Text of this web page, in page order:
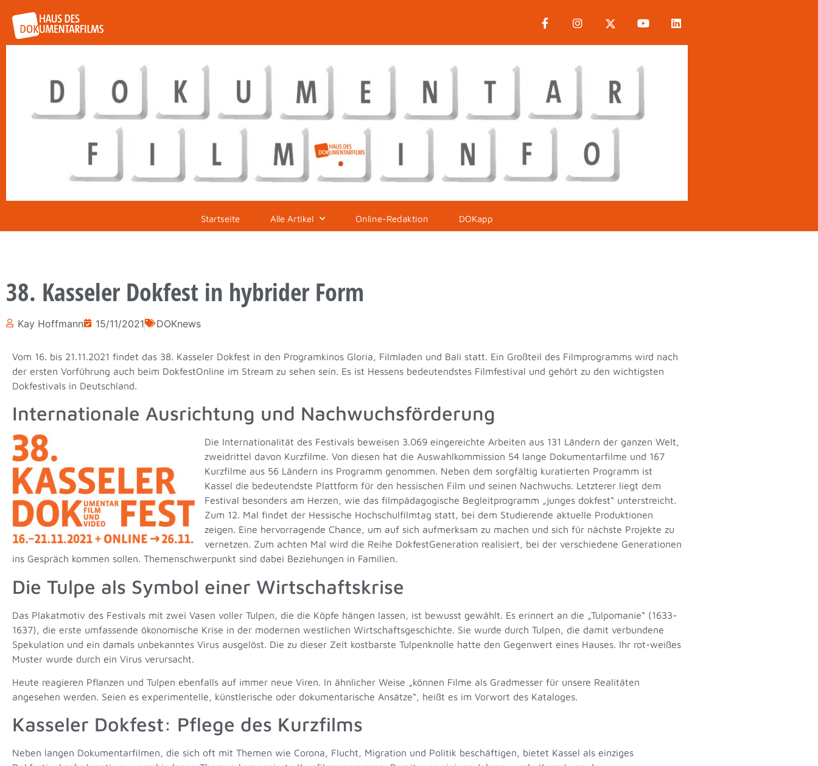
Startseite Alle Artikel Online-Redaktion DOKapp
38. Kasseler Dokfest in hybrider Form
Kay Hoffmann 15/11/2021 DOKnews
Vom 16. bis 21.11.2021 findet das 38. Kasseler Dokfest in den Programkinos Gloria, Filmladen und Bali statt. Ein Großteil des Filmprogramms wird nach
der ersten Vorführung auch beim DokfestOnline im Stream zu sehen sein. Es ist Hessens bedeutendstes Filmfestival und gehört zu den wichtigsten
Dokfestivals in Deutschland.
Internationale Ausrichtung und Nachwuchsförderung
Die Internationalität des Festivals beweisen 3.069 eingereichte Arbeiten aus 131 Ländern der ganzen Welt,
zweidrittel davon Kurzfilme. Von diesen hat die Auswahlkommission 54 lange Dokumentarfilme und 167
Kurzfilme aus 56 Ländern ins Programm genommen. Neben dem sorgfältig kuratierten Programm ist
Kassel die bedeutendste Plattform für den hessischen Film und seinen Nachwuchs. Letzterer liegt dem
Festival besonders am Herzen, wie das filmpädagogische Begleitprogramm „junges dokfest“ unterstreicht.
Zum 12. Mal findet der Hessische Hochschulfilmtag statt, bei dem Studierende aktuelle Produktionen
zeigen. Eine hervorragende Chance, um auf sich aufmerksam zu machen und sich für nächste Projekte zu
vernetzen. Zum achten Mal wird die Reihe DokfestGeneration realisiert, bei der verschiedene Generationen
ins Gespräch kommen sollen. Themenschwerpunkt sind dabei Beziehungen in Familien.
Die Tulpe als Symbol einer Wirtschaftskrise
Das Plakatmotiv des Festivals mit zwei Vasen voller Tulpen, die die Köpfe hängen lassen, ist bewusst gewählt. Es erinnert an die „Tulpomanie“ (1633-
1637), die erste umfassende ökonomische Krise in der modernen westlichen Wirtschaftsgeschichte. Sie wurde durch Tulpen, die damit verbundene
Spekulation und ein damals unbekanntes Virus ausgelöst. Die zu dieser Zeit kostbarste Tulpenknolle hatte den Gegenwert eines Hauses. Ihr rot-weißes
Muster wurde durch ein Virus verursacht.
Heute reagieren Pflanzen und Tulpen ebenfalls auf immer neue Viren. In ähnlicher Weise „können Filme als Gradmesser für unsere Realitäten
angesehen werden. Seien es experimentelle, künstlerische oder dokumentarische Ansätze“, heißt es im Vorwort des Kataloges.
Kasseler Dokfest: Pflege des Kurzfilms
Neben langen Dokumentarfilmen, die sich oft mit Themen wie Corona, Flucht, Migration und Politik beschäftigen, bietet Kassel als einziges